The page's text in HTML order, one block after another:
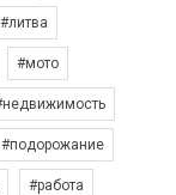
#литва
#мото
#подорожание
#работа